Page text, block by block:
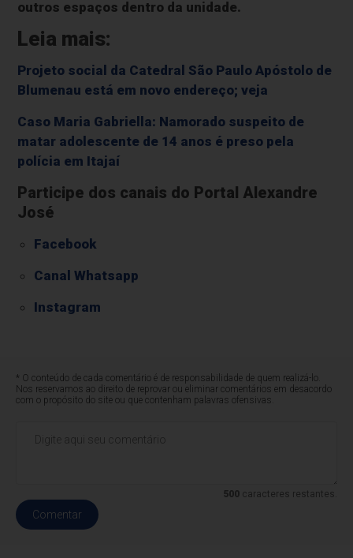
outros espaços dentro da unidade.
Leia mais:
Projeto social da Catedral São Paulo Apóstolo de
Blumenau está em novo endereço; veja
Caso Maria Gabriella: Namorado suspeito de
matar adolescente de 14 anos é preso pela
polícia em Itajaí
Participe dos canais do Portal Alexandre
José
Facebook
Canal Whatsapp
Instagram
* O conteúdo de cada comentário é de responsabilidade de quem realizá-lo.
Nos reservamos ao direito de reprovar ou eliminar comentários em desacordo
com o propósito do site ou que contenham palavras ofensivas.
500caracteres restantes.
Comentar